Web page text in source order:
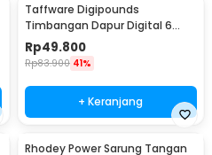
Taffware Digipounds
Timbangan Dapur Digital 6
Satuan 1kg 0.1g - i2000
Rp49.800
Rp83.900 41%
+ Keranjang
Rhodey Power Sarung Tangan